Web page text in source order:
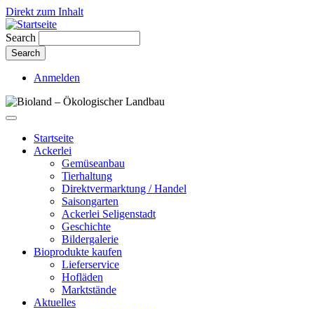
Direkt zum Inhalt
Search
Anmelden
Startseite
Ackerlei
Gemüseanbau
Tierhaltung
Direktvermarktung / Handel
Saisongarten
Ackerlei Seligenstadt
Geschichte
Bildergalerie
Bioprodukte kaufen
Lieferservice
Hofläden
Marktstände
Aktuelles